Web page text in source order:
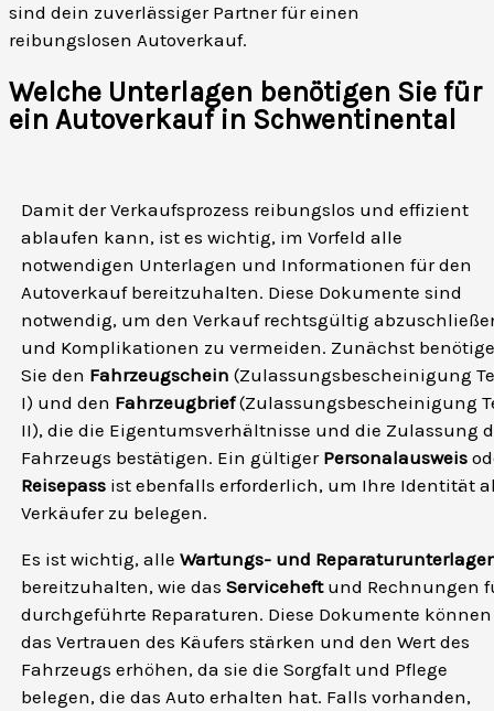
sind dein zuverlässiger Partner für einen
reibungslosen Autoverkauf.
Welche Unterlagen benötigen Sie für
ein Autoverkauf in Schwentinental
Damit der Verkaufsprozess reibungslos und effizient
ablaufen kann, ist es wichtig, im Vorfeld alle
notwendigen Unterlagen und Informationen für den
Autoverkauf bereitzuhalten. Diese Dokumente sind
notwendig, um den Verkauf rechtsgültig
und Komplikationen zu vermeiden. Zunächst
Sie den Fahrzeugschein (Zulassungsbescheinigung
I) und den Fahrzeugbrief(Zulassungsbescheinigung
II), die die Eigentumsverhältnisse und die Zulassung
Fahrzeugs bestätigen. Ein gültiger Personalausweis
Reisepass ist ebenfalls erforderlich, um Ihre Identität
Verkäufer zu belegen.
Es ist wichtig, alle Wartungs- und
bereitzuhalten, wie das Serviceheftund Rechnungen
durchgeführte Reparaturen. Diese Dokumente können
das Vertrauen des Käufers stärken und den Wert des
Fahrzeugs erhöhen, da sie die Sorgfalt und Pflege
belegen, die das Auto erhalten hat. Falls vorhanden,